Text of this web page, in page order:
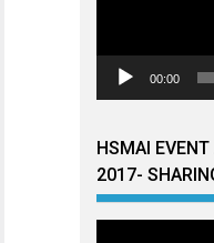
00:00
HSMAI
2017-